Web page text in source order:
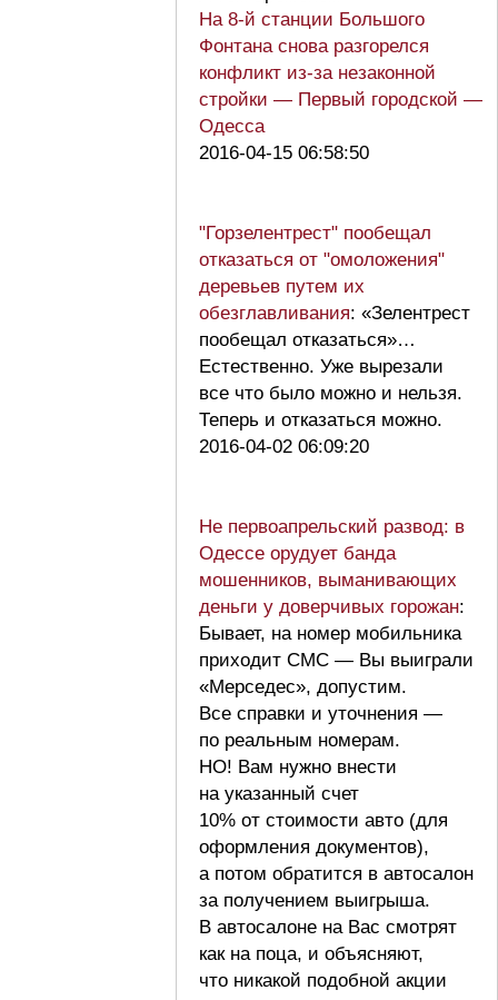
На 8-й станции Большого
Фонтана снова разгорелся
конфликт из-за незаконной
стройки — Первый городской —
Одесса
2016-04-15 06:58:50
"Горзелентрест" пообещал
отказаться от "омоложения"
деревьев путем их
обезглавливания: «Зелентрест
пообещал отказаться»…
Естественно. Уже вырезали
все что было можно и нельзя.
Теперь и отказаться можно.
2016-04-02 06:09:20
Не первоапрельский развод: в
Одессе орудует банда
мошенников, выманивающих
деньги у доверчивых горожан:
Бывает, на номер мобильника
приходит СМС — Вы выиграли
«Мерседес», допустим.
Все справки и уточнения —
по реальным номерам.
НО! Вам нужно внести
на указанный счет
10% от стоимости авто (для
оформления документов),
а потом обратится в автосалон
за получением выигрыша.
В автосалоне на Вас смотрят
как на поца, и объясняют,
что никакой подобной акции